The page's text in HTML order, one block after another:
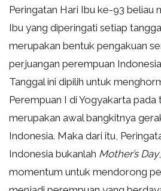
Peringatan Hari Ibu ke-93 beliau
Ibu yang diperingati setiap
merupakan bentuk pengakuan
perjuangan perempuan
Tanggal ini dipilih untuk
Perempuan I di Yogyakarta pada
merupakan awal bangkitnya
Indonesia. Maka dari itu,
Indonesia bukanlah Mother’s Day
momentum untuk mendorong